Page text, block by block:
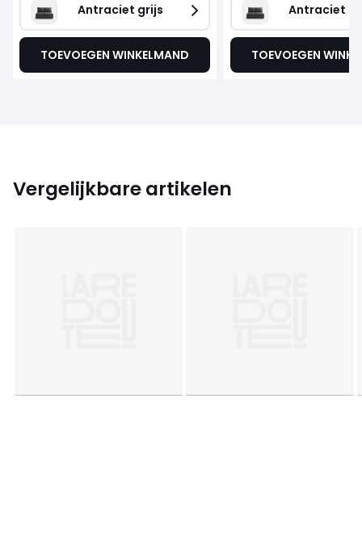
Antraciet grijs
TOEVOEGEN WINKELMAND
Antraciet
TOEVOEGEN
Vergelijkbare artikelen